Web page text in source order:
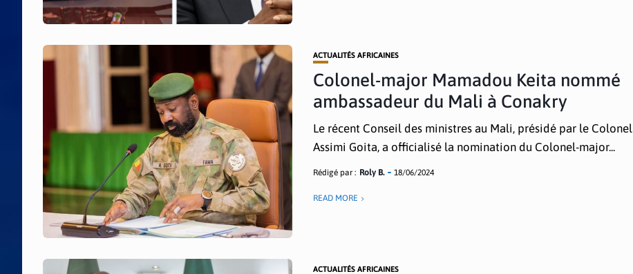
ACTUALITÉS AFRICAINES
Colonel-major Mamadou Keita nommé
ambassadeur du Mali à Conakry
Le récent Conseil des ministres au Mali, présidé par le Colonel
Assimi Goita, a officialisé la nomination du Colonel-major...
Rédigé par : Roly B. 18/06/2024
READ MORE
ACTUALITÉS AFRICAINES